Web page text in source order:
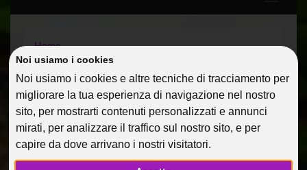
Noi usiamo i cookies
Noi usiamo i cookies e altre tecniche di tracciamento per
migliorare la tua esperienza di navigazione nel nostro
sito, per mostrarti contenuti personalizzati e annunci
mirati, per analizzare il traffico sul nostro sito, e per
capire da dove arrivano i nostri visitatori.
Home
Diario di viaggio: Spagna, Baleari e Francia a bordo di
MSC DIVINA 5*
Diario di un viaggio relax
DIARIO DI UN VIAGGIO
RELAX